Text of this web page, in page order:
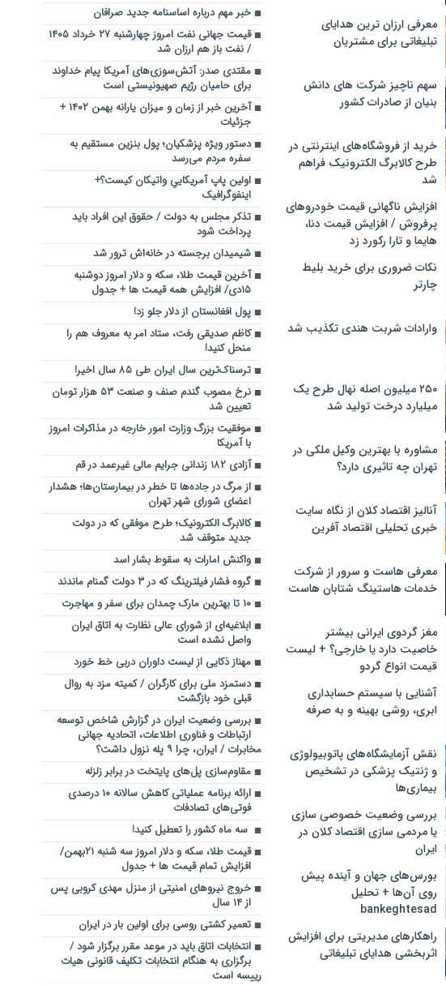
معرفی ارزان ترین هدایای
تبلیغاتی برای مشتریان
سهم ناچیز شرکت های دانش
بنیان از صادرات کشور
خرید از فروشگاه‌های اینترنتی در
طرح کالابرگ الکترونیک فراهم
شد
افزایش ناگهانی قیمت خودروهای
پرفروش / افزایش قیمت دنا،
هایما و تارا رکورد زد
نکات ضروری برای خرید بلیط
چارتر
وارادات شربت هندی تکذیب شد
۲۵۰ میلیون اصله نهال طرح یک
میلیارد درخت تولید شد
مشاوره با بهترین وکیل ملکی در
تهران چه تاثیری دارد؟
آنالیز اقتصاد کلان از نگاه سایت
خبری تحلیلی اقتصاد آفرین
معرفی هاست و سرور از شرکت
خدمات هاستینگ شتابان هاست
مغز گردوی ایرانی بیشتر
خاصیت دارد یا خارجی؟ + لیست
قیمت انواع گردو
آشنایی با سیستم حسابداری
ابری، روشی بهینه و به صرفه
نقش آزمایشگاه‌های پاتوبیولوژی
و ژنتیک پزشکی در تشخیص
بیماری‌ها
بررسی وضعیت خصوصی سازی
یا مردمی سازی اقتصاد کلان در
ایران
بورس‌های جهان و آینده پیش
روی آن‌ها + تحلیل
bankeghtesad
راهکارهای مدیریتی برای افزایش
اثربخشی هدایای تبلیغاتی
خبر مهم درباره اساسنامه جدید صرافان
قیمت جهانی نفت امروز چهارشنبه ۲۷ خرداد ۱۴۰۵
/ نفت باز هم ارزان شد
مقتدی صدر: آتش‌سوزی‌های آمریکا پیام خداوند
برای حامیان رژیم صهیونیستی است
آخرین خبر از زمان و میزان یارانه بهمن ۱۴۰۲ +
جزئیات
دستور ویژه پزشکیان؛ پول بنزین مستقیم به
سفره مردم می‌رسد
اولین پاپ آمریکاییِ واتیکان کیست؟+
اینفوگرافیک
تذکر مجلس به دولت / حقوق این افراد باید
پرداخت شود
شیمیدان برجسته در خانه‌اش ترور شد
آخرین قیمت طلا، سکه و دلار امروز دوشنبه
۱۵دی/ افزایش همه قیمت ها + جدول
پول افغانستان از دلار جلو زد!
کاظم صدیقی رفت، ستاد امر به معروف هم را
منحل کنید!
ترسناک‌ترین سال ایران طی ۸۵ سال اخیر!
نرخ مصوب گندم صنف و صنعت ۵۳ هزار تومان
تعیین شد
موفقیت بزرگ وزارت امور خارجه در مذاکرات امروز
با آمریکا
آزادی ۱۸۲ زندانی جرایم مالی غیرعمد در قم
از مرگ در جاده‌ها تا خطر در بیمارستان‌ها؛ هشدار
اعضای شورای شهر تهران
کالابرگ الکترونیک؛ طرح موفقی که در دولت
جدید متوقف شد
واکنش امارات به سقوط بشار اسد
گروه فشار فیلترینگ که در ۳ دولت گمنام ماندند
۱۰ تا بهترین مارک چمدان برای سفر و مهاجرت
ابلاغیه‌ای از شورای عالی نظارت به اتاق ایران
واصل نشده است
مهناز ذکایی از لیست داوران دربی خط خورد
دستمزد ملی برای کارگران / کمیته مزد به روال
قبلی خود بازگشت
بررسی وضعیت ایران در گزارش شاخص توسعه
ارتباطات و فناوری اطلاعات، اتحادیه جهانی
مخابرات / ایران، چرا ۹ پله نزول داشت؟
مقاوم‌سازی پل‌های پایتخت در برابر زلزله
ارائه برنامه عملیاتی کاهش سالانه ۱۰ درصدی
فوتی‌های تصادفات
سه ماه کشور را تعطیل کنید!
قیمت طلا، سکه و دلار امروز سه شنبه ۲۱بهمن/
افزایش تمام قیمت ها + جدول
خروج نیرو‌های امنیتی از منزل مهدی کروبی پس
از ۱۴ سال
تعمیر کشتی روسی برای اولین بار در ایران
انتخابات اتاق باید در موعد مقرر برگزار شود /
برگزاری به هنگام انتخابات تکلیف قانونی هیات
رییسه است